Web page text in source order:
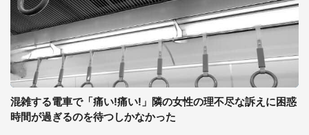
混雑する電車で「痛い!痛い!」隣の女性の理不尽な訴えに困惑
時間が過ぎるのを待つしかなかった